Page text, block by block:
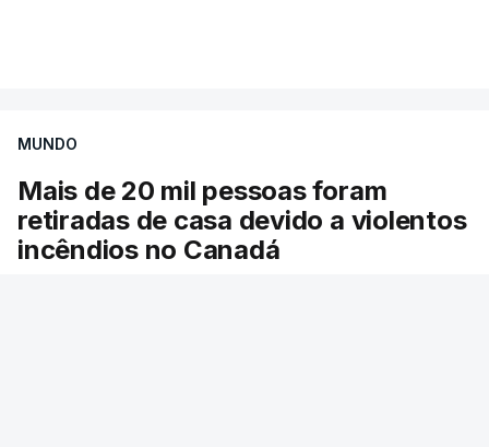
MUNDO
Mais de 20 mil pessoas foram
retiradas de casa devido a violentos
incêndios no Canadá